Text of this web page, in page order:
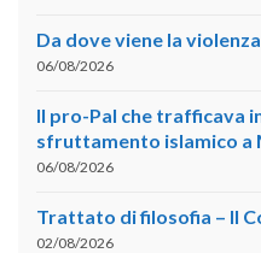
Da dove viene la
06/08/2026
Il pro-Pal che trafficava
sfruttamento islamico a
06/08/2026
Trattato di filosofia – II
02/08/2026